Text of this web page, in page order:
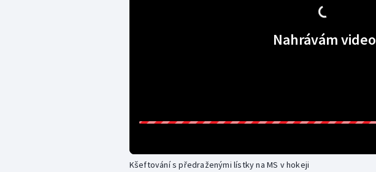
Nahrávám video
Kšeftování s předraženými lístky na MS v hokeji